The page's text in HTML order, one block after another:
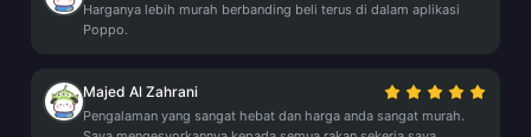
Harganya lebih murah berbanding beli terus di dalam aplikasi
Poppo.
Majed Al Zahrani
Pengalaman yang sangat hebat dan harga anda sangat murah.